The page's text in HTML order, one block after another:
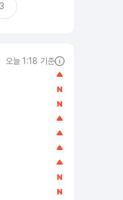
3
오늘 1:18 기준